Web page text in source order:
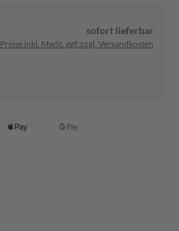
sofort lieferbar
Preise inkl. MwSt. ggf. zzgl. Versandkosten